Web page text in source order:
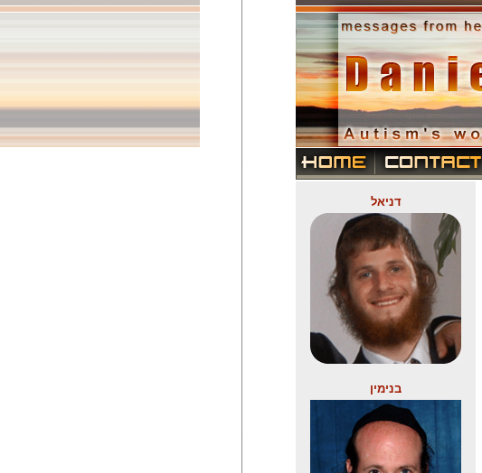
דניאל
בנימין